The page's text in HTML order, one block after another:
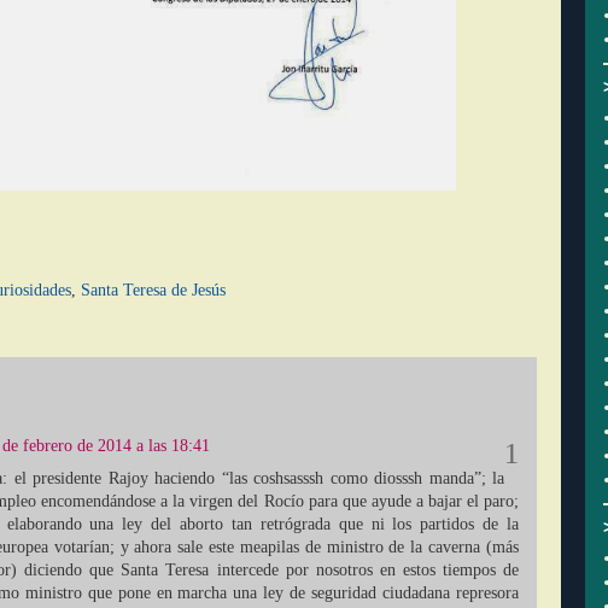
, Santa Teresa de Jesús
febrero de 2014 a las 18:41
el presidente Rajoy haciendo “las coshsasssh como diosssh manda”; la
encomendándose a la virgen del Rocío para que ayude a bajar el paro;
una ley del aborto tan retrógrada que ni los partidos de la
votarían; y ahora sale este meapilas de ministro de la caverna (más
diciendo que Santa Teresa intercede por nosotros en estos tiempos de
ministro que pone en marcha una ley de seguridad ciudadana represora